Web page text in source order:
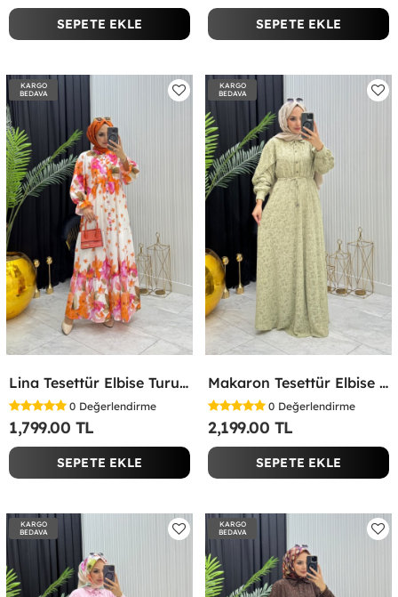
SEPETE EKLE SEPETE EKLE
KARGO
BEDAVA
Lina Tesettür Elbise Turuncu Turuncu
0 Değerlendirme
1,799.00 TL
SEPETE EKLE
KARGO
BEDAVA
Makaron Tesettür Elbise Yeşil Yeşil
0 Değerlendirme
2,199.00 TL
SEPETE EKLE
KARGO
BEDAVA
KARGO
BEDAVA